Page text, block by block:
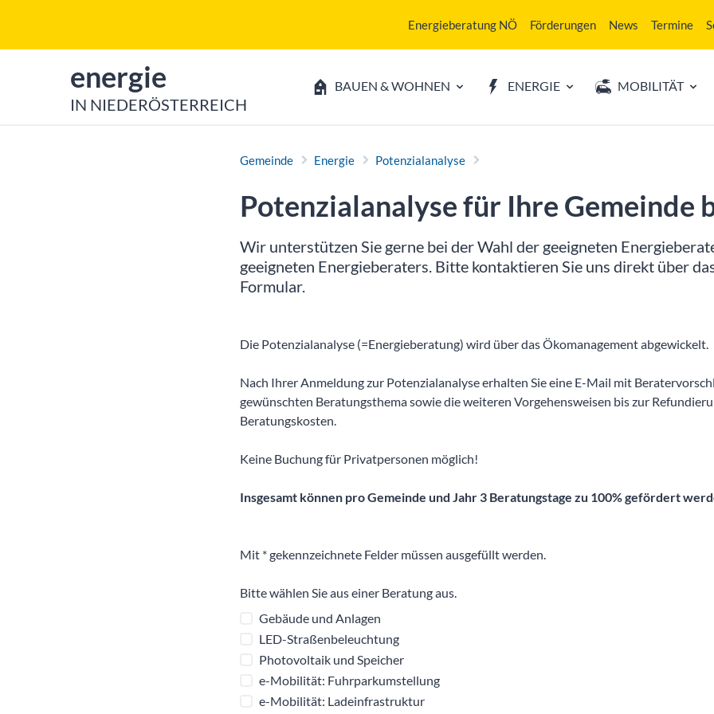
Energieberatung NÖ Förderungen News Termine
zur Startseite von
energie
IN NIEDERÖSTERREICH
BAUEN & WOHNEN ENERGIE MOBILITÄT
Gemeinde Energie Potenzialanalyse
Potenzialanalyse für Ihre Gemeinde
Wir unterstützen Sie gerne bei der Wahl der geeigneten
geeigneten Energieberaters. Bitte kontaktieren Sie uns direkt über
Formular.
Die Potenzialanalyse (=Energieberatung) wird über das Ökomanagement abgewickelt.
Nach Ihrer Anmeldung zur Potenzialanalyse erhalten Sie eine E-Mail mit
gewünschten Beratungsthema sowie die weiteren Vorgehensweisen bis zur
Beratungskosten.
Keine Buchung für Privatpersonen möglich!
Insgesamt können pro Gemeinde und Jahr 3 Beratungstage zu 100% gefördert
Mit * gekennzeichnete Felder müssen ausgefüllt werden.
Bitte wählen Sie aus einer Beratung aus.
Gebäude und Anlagen
LED-Straßenbeleuchtung
Photovoltaik und Speicher
e-Mobilität: Fuhrparkumstellung
e-Mobilität: Ladeinfrastruktur